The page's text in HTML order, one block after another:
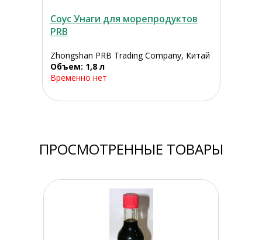
Соус Унаги для морепродуктов
PRB
Zhongshan PRB Trading Company, Китай
Объем: 1,8 л
Временно нет
ПРОСМОТРЕННЫЕ ТОВАРЫ